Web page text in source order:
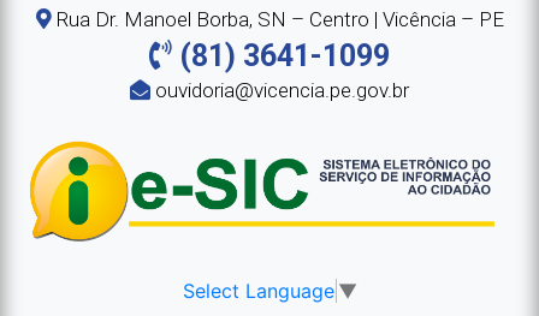
Rua Dr. Manoel Borba, SN – Centro | Vicência – PE
(81) 3641-1099
ouvidoria@vicencia.pe.gov.br
Select Language ▼